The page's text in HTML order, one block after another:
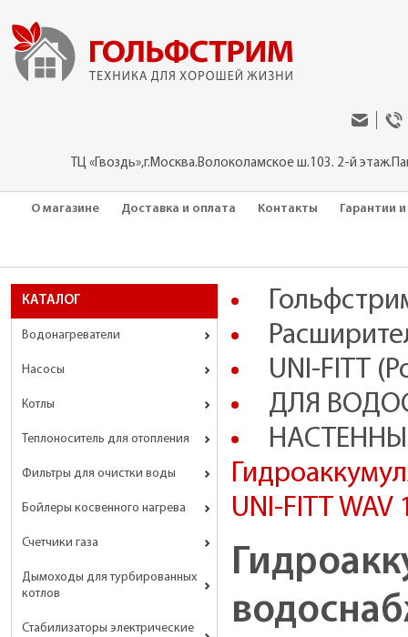
ТЦ «Гвоздь»,г.Москва.Волоколамское ш.103. 2-й
О магазине Доставка и оплата Контакты Гарантии
КАТАЛОГ
Водонагреватели
Насосы
Котлы
Теплоноситель для отопления
Фильтры для очистки воды
Бойлеры косвенного нагрева
Счетчики газа
Дымоходы для турбированных
котлов
Стабилизаторы электрические
UNI-FITT
ДЛЯ
UNI-FITT